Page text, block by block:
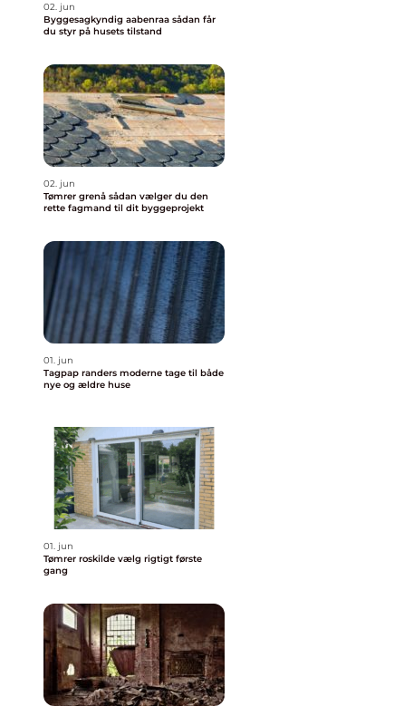
02. jun
Byggesagkyndig aabenraa sådan får
du styr på husets tilstand
02. jun
Tømrer grenå sådan vælger du den
rette fagmand til dit byggeprojekt
01. jun
Tagpap randers moderne tage til både
nye og ældre huse
01. jun
Tømrer roskilde vælg rigtigt første
gang